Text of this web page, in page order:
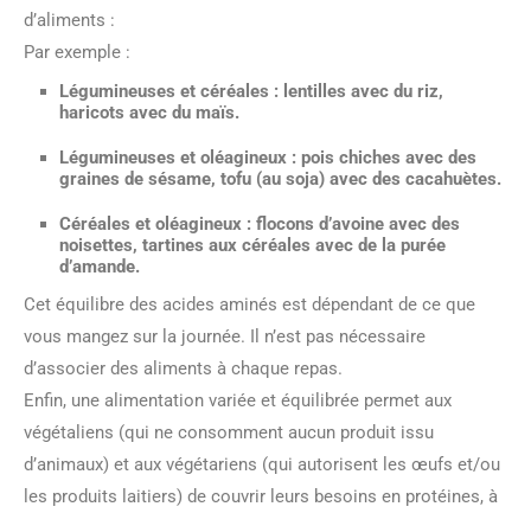
d’aliments :
Par exemple :
Légumineuses et céréales : lentilles avec du riz,
haricots avec du maïs.
Légumineuses et oléagineux : pois chiches avec des
graines de sésame, tofu (au soja) avec des cacahuètes.
Céréales et oléagineux : flocons d’avoine avec des
noisettes, tartines aux céréales avec de la purée
d’amande.
Cet équilibre des acides aminés est dépendant de ce que
vous mangez sur la journée. Il n’est pas nécessaire
d’associer des aliments à chaque repas.
Enfin, une alimentation variée et équilibrée permet aux
végétaliens (qui ne consomment aucun produit issu
d’animaux) et aux végétariens (qui autorisent les œufs et/ou
les produits laitiers) de couvrir leurs besoins en protéines, à